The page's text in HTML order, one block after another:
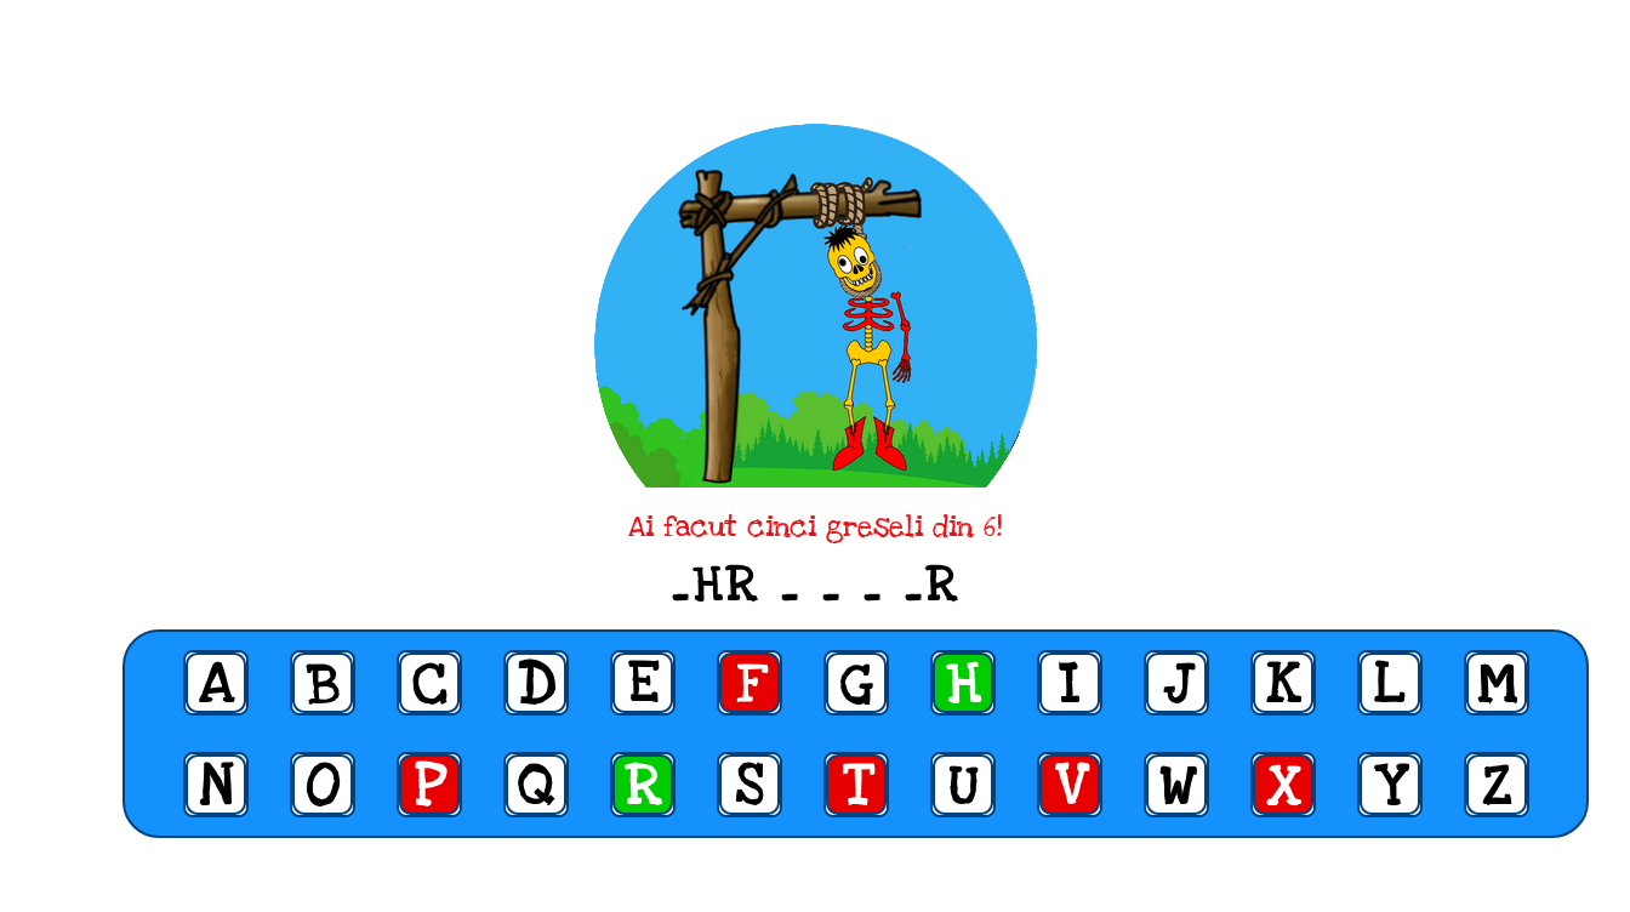
Ai facut cinci greseli din 6!
_HR _ _ _ _R
A B C D E F G H I J K L
M
N
O P Q R S T U V W X Y Z